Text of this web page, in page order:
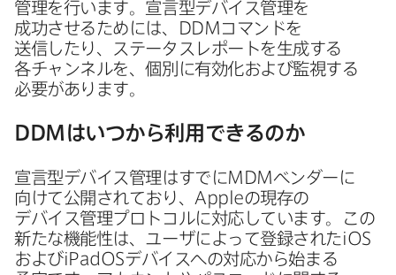
管理を​行います。​宣言型デバイス管理を​
成功させる​ためには、
DDM コマンドを​
送信したり、​ステータスレポートを​生成する​
各チャンネルを、​個別に​有効化および​監視する​
必要が​あります。
DDM は​いつから​利用できるのか
宣言型デバイス管理は​すでにMDMベンダーに​
向けて​公開されており、 Appleの​現存の​
デバイス管理プロトコルに​対応しています。​この​
新たな​機能性は、​ユーザに​よって​登録されたiOS
およびiPadOSデバイスへの​対応から​始まる​